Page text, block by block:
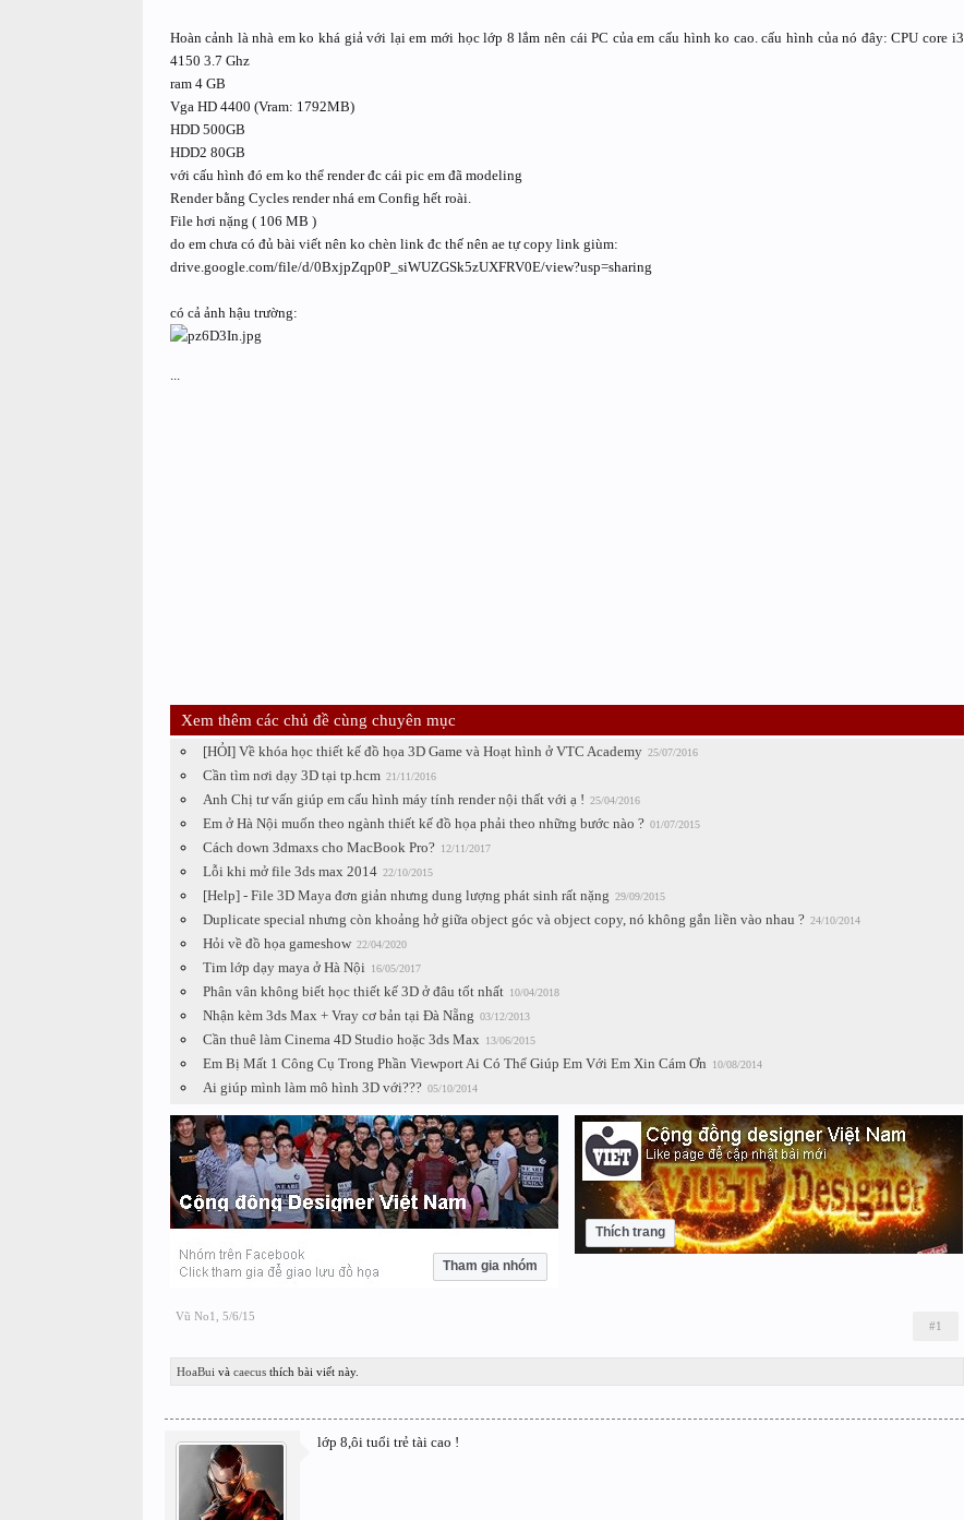
Hoàn cảnh là nhà em ko khá giả với lại em mới học lớp 8 lắm nên cái PC của em cấu hình ko cao. cấu hình của nó đây: CPU core i3
4150 3.7 Ghz
ram 4 GB
Vga HD 4400 (Vram: 1792MB)
HDD 500GB
HDD2 80GB
với cấu hình đó em ko thể render đc cái pic em đã modeling
Render bằng Cycles render nhá em Config hết roài.
File hơi nặng ( 106 MB )
do em chưa có đủ bài viết nên ko chèn link đc thế nên ae tự copy link giùm:
drive.google.com/file/d/0BxjpZqp0P_siWUZGSk5zUXFRV0E/view?usp=sharing
có cả ảnh hậu trường:
...
Xem thêm các chủ đề cùng chuyên mục
[HỎI] Về khóa học thiết kế đồ họa 3D Game và Hoạt hình ở VTC Academy 25/07/2016
Cần tìm nơi dạy 3D tại tp.hcm 21/11/2016
Anh Chị tư vấn giúp em cấu hình máy tính render nội thất với ạ ! 25/04/2016
Em ở Hà Nội muốn theo ngành thiết kế đồ họa phải theo những bước nào ? 01/07/2015
Cách down 3dmaxs cho MacBook Pro? 12/11/2017
Lỗi khi mở file 3ds max 2014 22/10/2015
[Help] - File 3D Maya đơn giản nhưng dung lượng phát sinh rất nặng 29/09/2015
Duplicate special nhưng còn khoảng hở giữa object góc và object copy, nó không gắn liền vào nhau ? 24/10/2014
Hỏi về đồ họa gameshow 22/04/2020
Tim lớp dạy maya ở Hà Nội 16/05/2017
Phân vân không biết học thiết kế 3D ở đâu tốt nhất 10/04/2018
Nhận kèm 3ds Max + Vray cơ bản tại Đà Nẵng 03/12/2013
Cần thuê làm Cinema 4D Studio hoặc 3ds Max 13/06/2015
Em Bị Mất 1 Công Cụ Trong Phần Viewport Ai Có Thể Giúp Em Với Em Xin Cám Ơn 10/08/2014
Ai giúp mình làm mô hình 3D với??? 05/10/2014
Tham gia nhóm
Thích trang
Vũ No1 5/6/15
#1
HoaBui và caecusthích bài viết này.
lớp 8,ôi tuổi trẻ tài cao !